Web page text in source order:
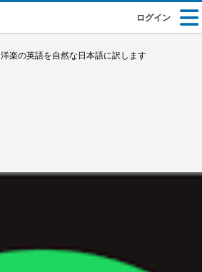
ログイン
洋楽の英語を自然な日本語に訳します